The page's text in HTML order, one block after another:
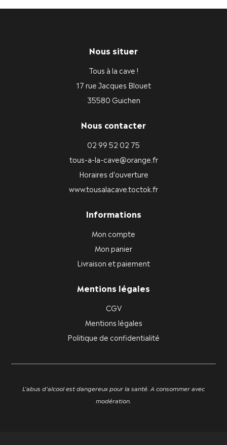
Nous situer
Tous à la cave !
17 rue Jacques Blouet
35580 Guichen
Nous contacter
02 99 52 02 75
tous-a-la-cave@orange.fr
Horaires d'ouverture
www.tousalacave.toctok.fr
Informations
Mon compte
Mon panier
Livraison et paiement
Mentions légales
CGV
Mentions légales
Politique de confidentialité
L'abus d'alcool est dangereux pour la santé. A consommer avec
modération.